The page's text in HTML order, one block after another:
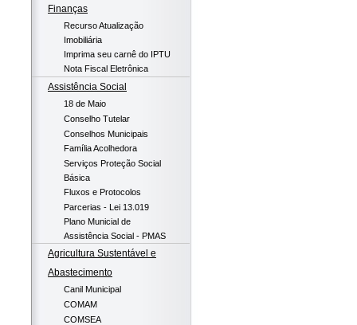
Finanças
Recurso Atualização
Imobiliária
Imprima seu carnê do IPTU
Nota Fiscal Eletrônica
Assistência Social
18 de Maio
Conselho Tutelar
Conselhos Municipais
Família Acolhedora
Serviços Proteção Social
Básica
Fluxos e Protocolos
Parcerias - Lei 13.019
Plano Municial de
Assistência Social - PMAS
Agricultura Sustentável e
Abastecimento
Canil Municipal
COMAM
COMSEA